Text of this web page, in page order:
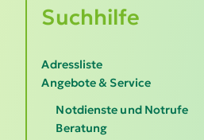
Suchhilfe
Adressliste
Angebote & Service
Notdienste und Notrufe
Beratung